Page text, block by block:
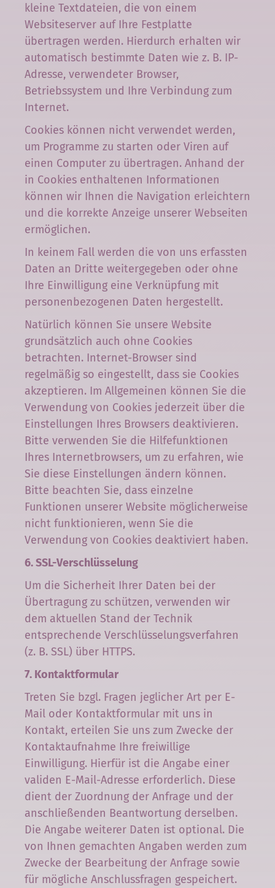
kleine Textdateien, die von einem
Websiteserver auf Ihre Festplatte
übertragen werden. Hierdurch erhalten wir
automatisch bestimmte Daten wie z. B. IP-
Adresse, verwendeter Browser,
Betriebssystem und Ihre Verbindung zum
Internet.
Cookies können nicht verwendet werden,
um Programme zu starten oder Viren auf
einen Computer zu übertragen. Anhand der
in Cookies enthaltenen Informationen
können wir Ihnen die Navigation erleichtern
und die korrekte Anzeige unserer Webseiten
ermöglichen.
In keinem Fall werden die von uns erfassten
Daten an Dritte weitergegeben oder ohne
Ihre Einwilligung eine Verknüpfung mit
personenbezogenen Daten hergestellt.
Natürlich können Sie unsere Website
grundsätzlich auch ohne Cookies
betrachten. Internet-Browser sind
regelmäßig so eingestellt, dass sie Cookies
akzeptieren. Im Allgemeinen können Sie die
Verwendung von Cookies jederzeit über die
Einstellungen Ihres Browsers deaktivieren.
Bitte verwenden Sie die Hilfefunktionen
Ihres Internetbrowsers, um zu erfahren, wie
Sie diese Einstellungen ändern können.
Bitte beachten Sie, dass einzelne
Funktionen unserer Website möglicherweise
nicht funktionieren, wenn Sie die
Verwendung von Cookies deaktiviert haben.
6. SSL-Verschlüsselung
Um die Sicherheit Ihrer Daten bei der
Übertragung zu schützen, verwenden wir
dem aktuellen Stand der Technik
entsprechende Verschlüsselungsverfahren
(z. B. SSL) über HTTPS.
7. Kontaktformular
Treten Sie bzgl. Fragen jeglicher Art per E-
Mail oder Kontaktformular mit uns in
Kontakt, erteilen Sie uns zum Zwecke der
Kontaktaufnahme Ihre freiwillige
Einwilligung. Hierfür ist die Angabe einer
validen E-Mail-Adresse erforderlich. Diese
dient der Zuordnung der Anfrage und der
anschließenden Beantwortung derselben.
Die Angabe weiterer Daten ist optional. Die
von Ihnen gemachten Angaben werden zum
Zwecke der Bearbeitung der Anfrage sowie
für mögliche Anschlussfragen gespeichert.